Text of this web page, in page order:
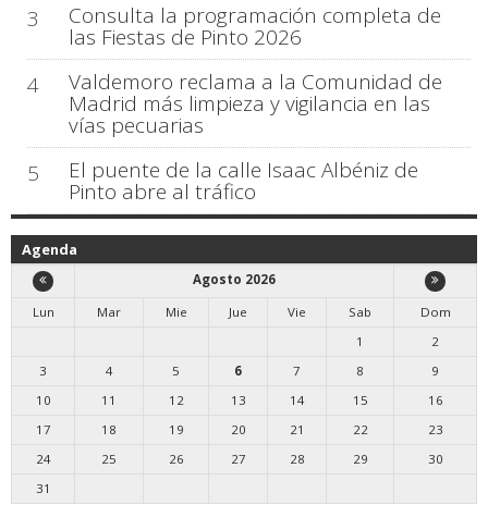
3
Consulta la programación completa de
las Fiestas de Pinto 2026
4
Valdemoro reclama a la Comunidad de
Madrid más limpieza y vigilancia en las
vías pecuarias
5
El puente de la calle Isaac Albéniz de
Pinto abre al tráfico
Agenda
Agosto 2026
Lun
Mar Mie Jue Vie Sab
Dom
1
2
3
4 5 6 7 8
9
10
11 12 13 14 15
16
17
18 19 20 21 22
23
24
25 26 27 28 29
30
31